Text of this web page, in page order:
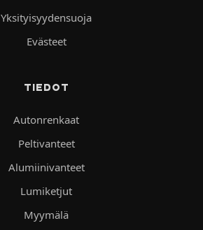
Yksityisyydensuoja
Evästeet
TIEDOT
Autonrenkaat
Peltivanteet
Alumiinivanteet
Lumiketjut
Myymälä